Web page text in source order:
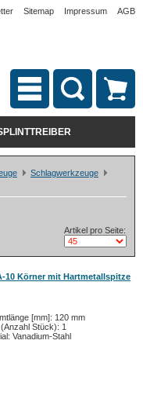
Sitemap Impressum AGB
Schlagwerkzeuge
Artikel pro Seite:
10 Körner mit Hartmetallspitze
[mm]: 120 mm
Stück): 1
Vanadium-Stahl